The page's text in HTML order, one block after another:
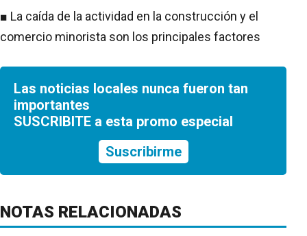
■ La caída de la actividad en la construcción y el
comercio minorista son los principales factores
Las noticias locales nunca fueron tan
importantes
SUSCRIBITE a esta promo especial
Suscribirme
NOTAS RELACIONADAS